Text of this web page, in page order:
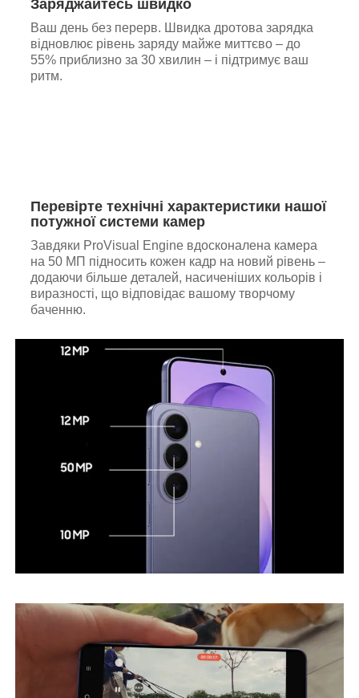
Заряджайтесь швидко
Ваш день без перерв. Швидка дротова зарядка
відновлює рівень заряду майже миттєво – до
55% приблизно за 30 хвилин – і підтримує ваш
ритм.
Перевірте технічні характеристики нашої
потужної системи камер
Завдяки ProVisual Engine вдосконалена камера
на 50 МП підносить кожен кадр на новий рівень –
додаючи більше деталей, насиченіших кольорів і
виразності, що відповідає вашому творчому
баченню.